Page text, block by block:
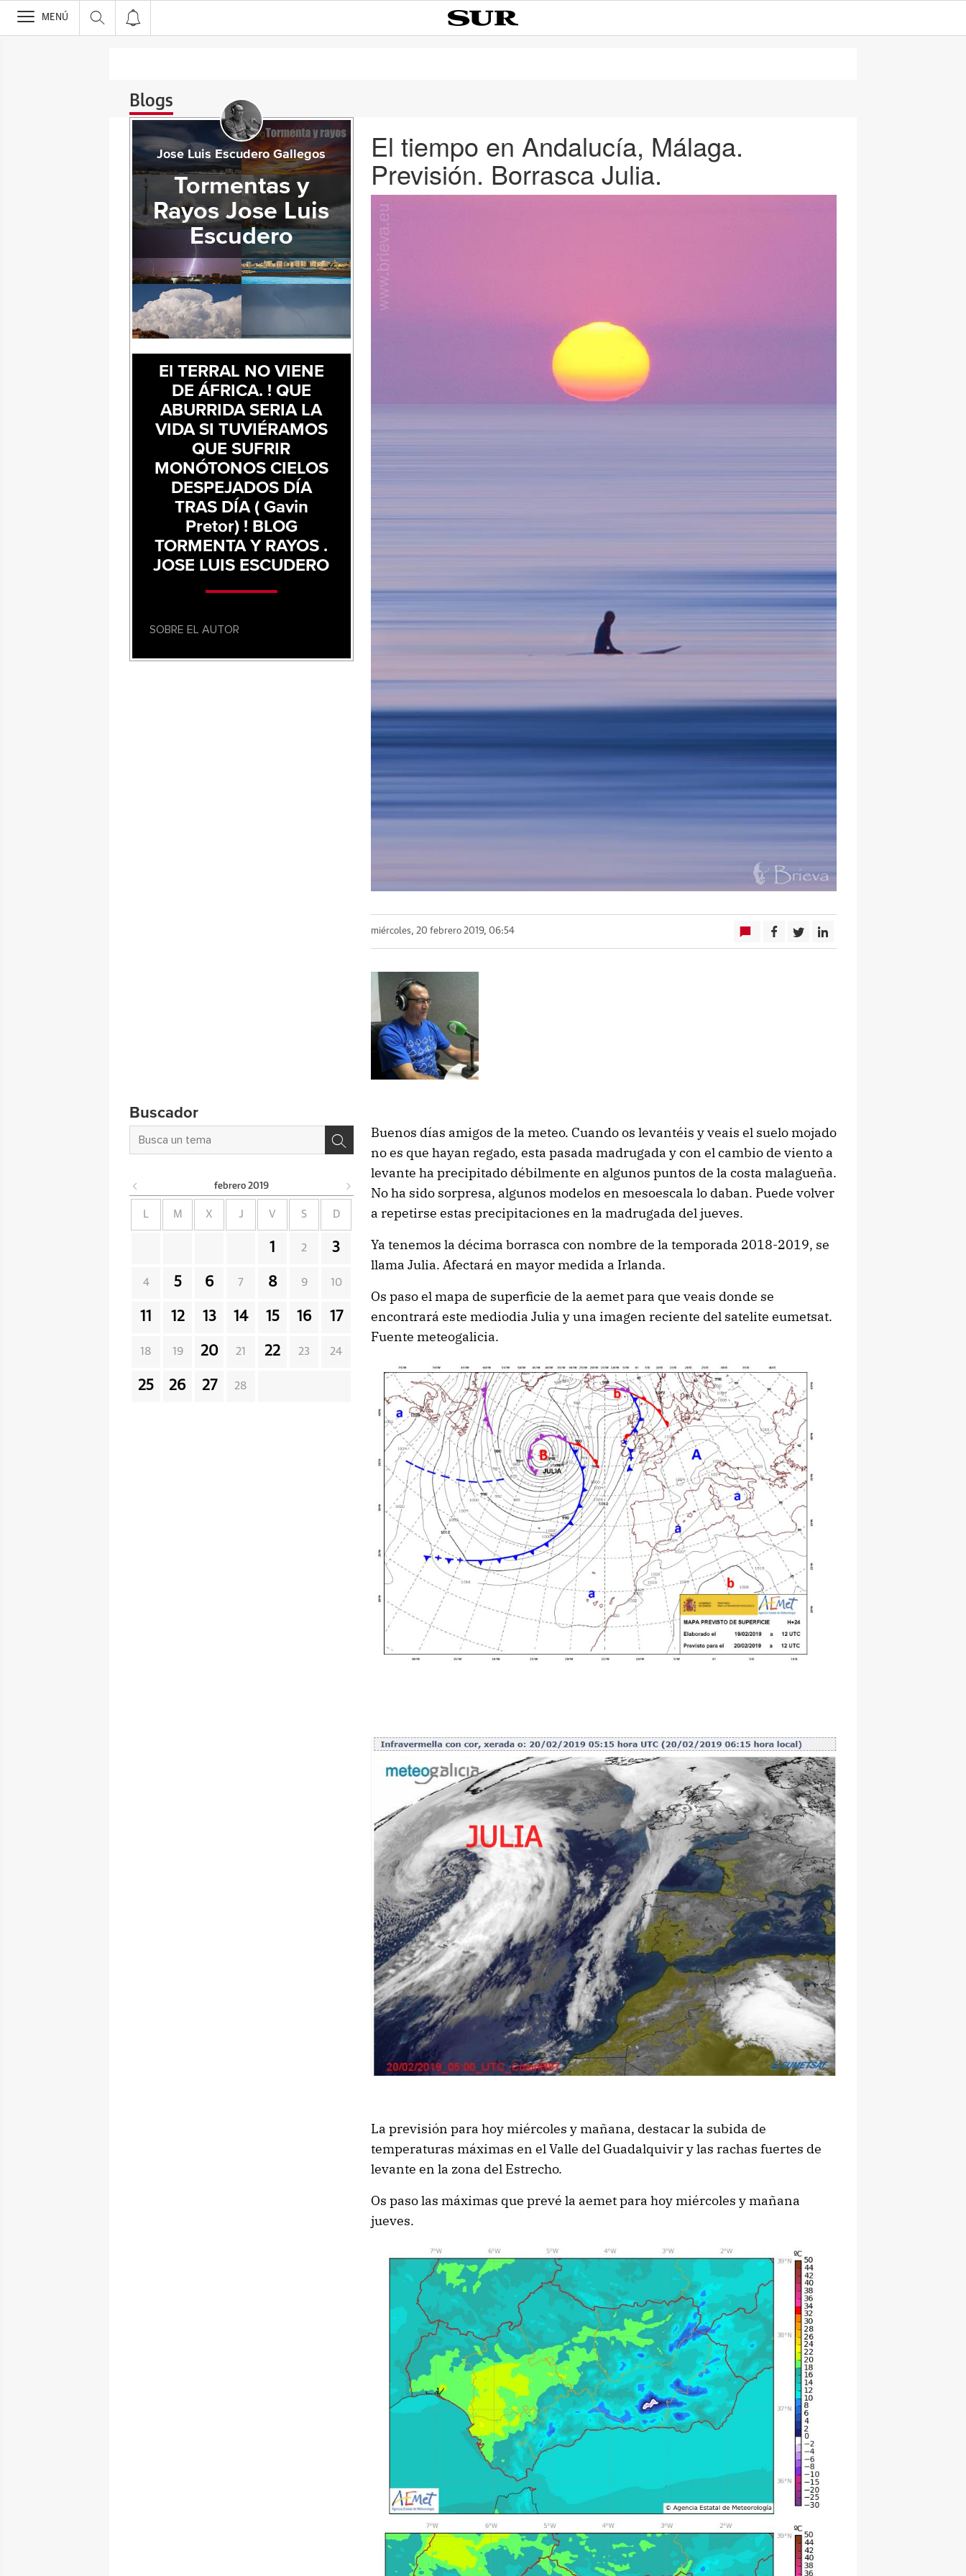
>
MENÚ
Blogs
El tiempo en Andalucía, Málaga.
Previsión. Borrasca Julia.
miércoles, 20 febrero 2019, 06:54
Buenos días amigos de la meteo. Cuando os levantéis y veais el suelo mojado
no es que hayan regado, esta pasada madrugada y con el cambio de viento a
levante ha precipitado débilmente en algunos puntos de la costa malagueña.
No ha sido sorpresa, algunos modelos en mesoescala lo daban. Puede volver
a repetirse estas precipitaciones en la madrugada del jueves.
Ya tenemos la décima borrasca con nombre de la temporada 2018-2019, se
llama Julia. Afectará en mayor medida a Irlanda.
Os paso el mapa de superficie de la aemet para que veais donde se
encontrará este mediodia Julia y una imagen reciente del satelite eumetsat.
Fuente meteogalicia.
La previsión para hoy miércoles y mañana, destacar la subida de
temperaturas máximas en el Valle del Guadalquivir y las rachas fuertes de
levante en la zona del Estrecho.
Os paso las máximas que prevé la aemet para hoy miércoles y mañana
jueves.
Jose Luis Escudero Gallegos
Tormentas y
Rayos Jose Luis
Escudero
El TERRAL NO VIENE
DE ÁFRICA. ! QUE
ABURRIDA SERIA LA
VIDA SI TUVIÉRAMOS
QUE SUFRIR
MONÓTONOS CIELOS
DESPEJADOS DÍA
TRAS DÍA ( Gavin
Pretor) ! BLOG
TORMENTA Y RAYOS .
JOSE LUIS ESCUDERO
SOBRE EL AUTOR
Buscador
febrero 2019
L M X J V S D
1 2 3
4 5 6 7 8 9 10
11 12 13 14 15 16 17
18 19 20 21 22 23 24
25 26 27 28